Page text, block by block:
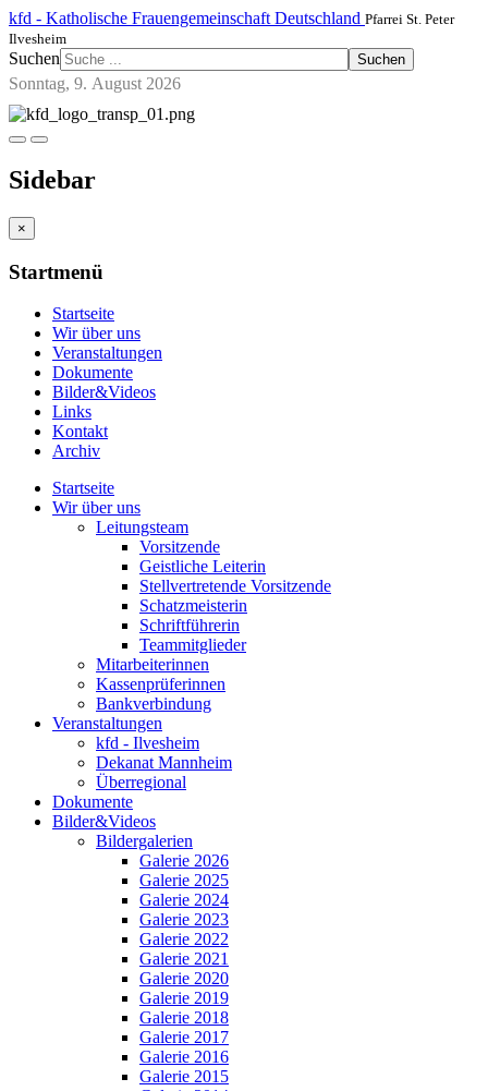
kfd - Katholische Frauengemeinschaft Deutschland Pfarrei St. Peter
Ilvesheim
Suchen Suchen
Sonntag, 9. August 2026
Sidebar
×
Startmenü
Startseite
Wir über uns
Veranstaltungen
Dokumente
Bilder&Videos
Links
Kontakt
Archiv
Startseite
Wir über uns
Leitungsteam
Vorsitzende
Geistliche Leiterin
Stellvertretende Vorsitzende
Schatzmeisterin
Schriftführerin
Teammitglieder
Mitarbeiterinnen
Kassenprüferinnen
Bankverbindung
Veranstaltungen
kfd - Ilvesheim
Dekanat Mannheim
Überregional
Dokumente
Bilder&Videos
Bildergalerien
Galerie 2026
Galerie 2025
Galerie 2024
Galerie 2023
Galerie 2022
Galerie 2021
Galerie 2020
Galerie 2019
Galerie 2018
Galerie 2017
Galerie 2016
Galerie 2015